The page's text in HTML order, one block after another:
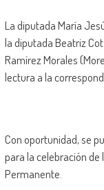
La diputada María
la diputada Beatriz
Ramírez Morales
lectura a la
Con oportunidad, se
para la celebración de
Permanente.